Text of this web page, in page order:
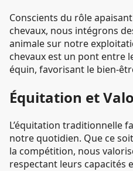
Conscients du rôle
chevaux, nous intégrons
animale sur notre
chevaux est un pont entre
équin, favorisant le bien-
Équitation et
L’équitation traditionnelle
notre quotidien. Que ce
la compétition, nous
respectant leurs capacités